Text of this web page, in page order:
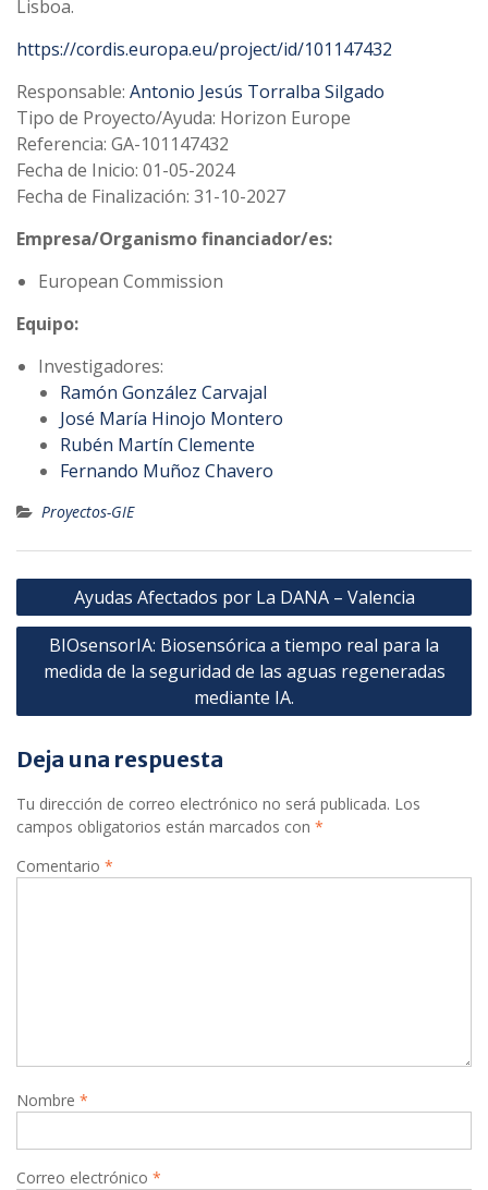
Lisboa.
https://cordis.europa.eu/project/id/101147432
Responsable: Antonio Jesús Torralba Silgado
Tipo de Proyecto/Ayuda: Horizon Europe
Referencia: GA-101147432
Fecha de Inicio: 01-05-2024
Fecha de Finalización: 31-10-2027
Empresa/Organismo financiador/es:
European Commission
Equipo:
Investigadores:
Ramón González Carvajal
José María Hinojo Montero
Rubén Martín Clemente
Fernando Muñoz Chavero
Proyectos-GIE
Navegación
de
entradas
Ayudas Afectados por La DANA – Valencia
BIOsensorIA: Biosensórica a tiempo real para la
medida de la seguridad de las aguas regeneradas
mediante IA.
Deja una respuesta
Tu dirección de correo electrónico no será publicada. Los
campos obligatorios están marcados con *
Comentario *
Nombre *
Correo electrónico *